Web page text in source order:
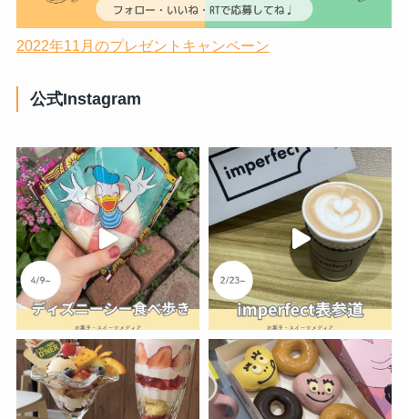
2022年11月のプレゼントキャンペーン
公式Instagram